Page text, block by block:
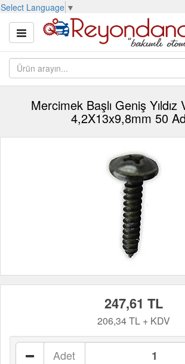
Select Language ▼
Mercimek Başlı Geniş Yıldız
4,2X13x9,8mm 50
247,61 TL
206,34 TL + KDV
Adet